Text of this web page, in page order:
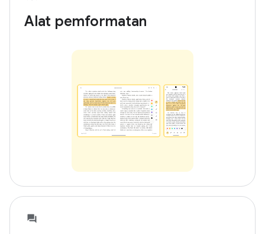
Alat pemformatan